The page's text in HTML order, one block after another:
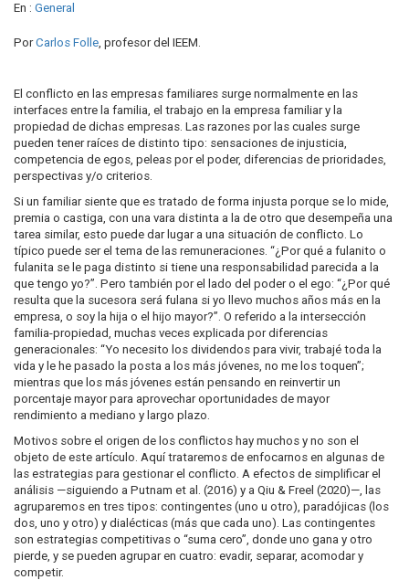
En : General
PorCarlos Folle, profesor del IEEM.
El conflicto en las empresas familiares surge normalmente en las
interfaces entre la familia, el trabajo en la empresa familiar y la
propiedad de dichas empresas. Las razones por las cuales surge
pueden tener raíces de distinto tipo: sensaciones de injusticia,
competencia de egos, peleas por el poder, diferencias de prioridades,
perspectivas y/o criterios.
Si un familiar siente que es tratado de forma injusta porque se lo mide,
premia o castiga, con una vara distinta a la de otro que desempeña una
tarea similar, esto puede dar lugar a una situación de conflicto. Lo
típico puede ser el tema de las remuneraciones. “¿Por qué a fulanito o
fulanita se le paga distinto si tiene una responsabilidad parecida a la
que tengo yo?”. Pero también por el lado del poder o el ego: “¿Por qué
resulta que la sucesora será fulana si yo llevo muchos años más en la
empresa, o soy la hija o el hijo mayor?”. O referido a la intersección
familia-propiedad, muchas veces explicada por diferencias
generacionales: “Yo necesito los dividendos para vivir, trabajé toda la
vida y le he pasado la posta a los más jóvenes, no me los toquen”;
mientras que los más jóvenes están pensando en reinvertir un
porcentaje mayor para aprovechar oportunidades de mayor
rendimiento a mediano y largo plazo.
Motivos sobre el origen de los conflictos hay muchos y no son el
objeto de este artículo. Aquí trataremos de enfocarnos en algunas de
las estrategias para gestionar el conflicto. A efectos de simplificar el
análisis —siguiendo a Putnam et al. (2016) y a Qiu & Freel (2020)—, las
agruparemos en tres tipos: contingentes (uno u otro), paradójicas (los
dos, uno y otro) y dialécticas (más que cada uno). Las contingentes
son estrategias competitivas o “suma cero”, donde uno gana y otro
pierde, y se pueden agrupar en cuatro: evadir, separar, acomodar y
competir.